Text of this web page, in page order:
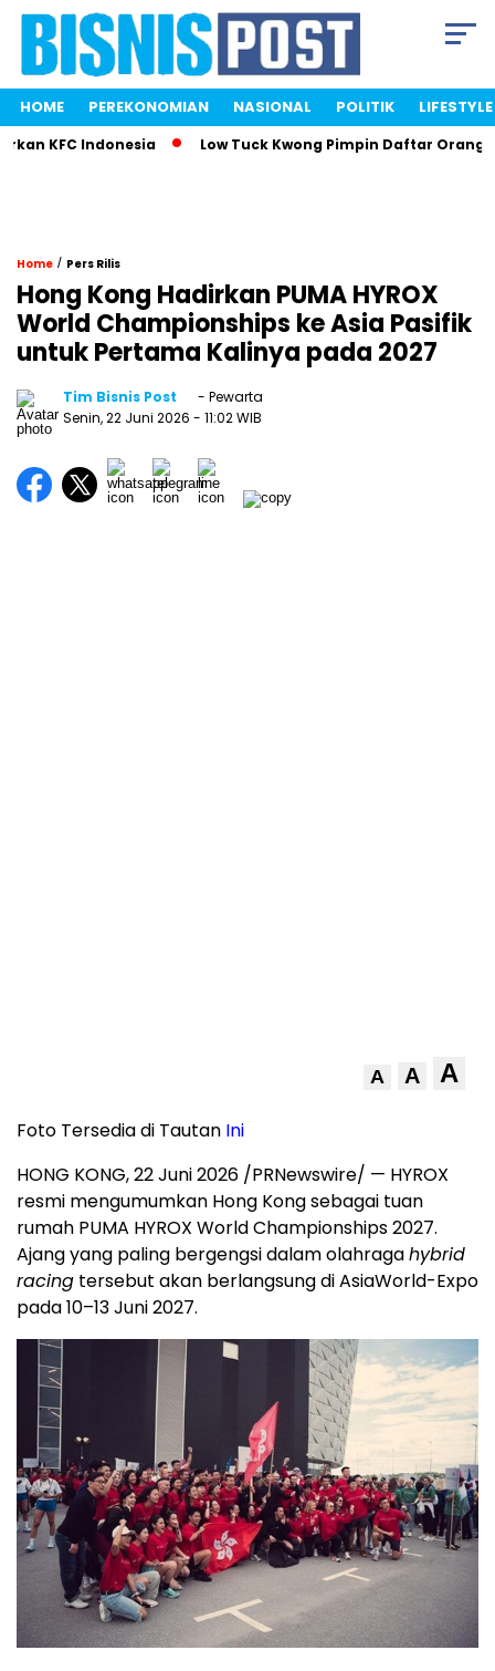
HOME PEREKONOMIAN NASIONAL POLITIK LIFESTYLE
KFC Indonesia Low Tuck Kwong Pimpin Daftar Orang
Home / Pers Rilis
Hong Kong Hadirkan PUMA HYROX
World Championships ke Asia Pasifik
untuk Pertama Kalinya pada 2027
Tim Bisnis Post
- Pewarta
Senin, 22 Juni 2026 - 11:02 WIB
A A A
Foto Tersedia di Tautan Ini
HONG KONG, 22 Juni 2026 /PRNewswire/ — HYROX
resmi mengumumkan Hong Kong sebagai tuan
rumah PUMA HYROX World Championships 2027.
Ajang yang paling bergengsi dalam olahragahybrid
racing tersebut akan berlangsung di AsiaWorld-Expo
pada 10–13 Juni 2027.